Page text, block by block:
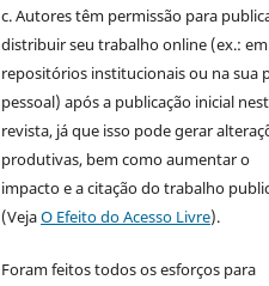
c. Autores têm permissão para
distribuir seu trabalho online (ex.: em
repositórios institucionais ou na sua
pessoal) após a publicação inicial
revista, já que isso pode gerar
produtivas, bem como aumentar o
impacto e a citação do trabalho
(VejaO Efeito do Acesso Livre).
Foram feitos todos os esforços para